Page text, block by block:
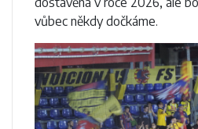
vůbec někdy dočkáme.